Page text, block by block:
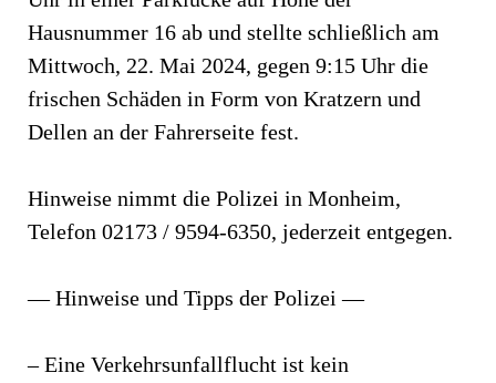
Hausnummer 16 ab und stellte schließlich am
Mittwoch, 22. Mai 2024, gegen 9:15 Uhr die
frischen Schäden in Form von Kratzern und
Dellen an der Fahrerseite fest.
Hinweise nimmt die Polizei in Monheim,
Telefon 02173 / 9594-6350, jederzeit entgegen.
— Hinweise und Tipps der Polizei —
– Eine Verkehrsunfallflucht ist kein